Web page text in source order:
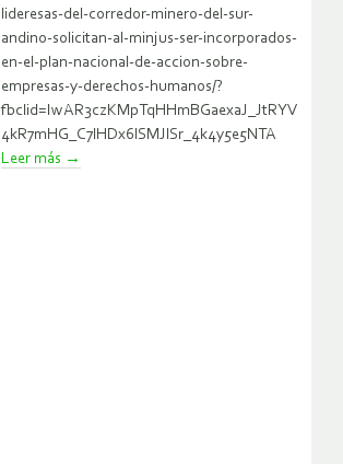
lideresas-del-corredor-minero-del-sur-
andino-solicitan-al-minjus-ser-incorporados-
en-el-plan-nacional-de-accion-sobre-
empresas-y-derechos-humanos/?
fbclid=IwAR3czKMpTqHHmBGaexaJ_JtRYV
4kR7mHG_C7lHDx6lSMJlSr_4k4y5e5NTA
Leer más →